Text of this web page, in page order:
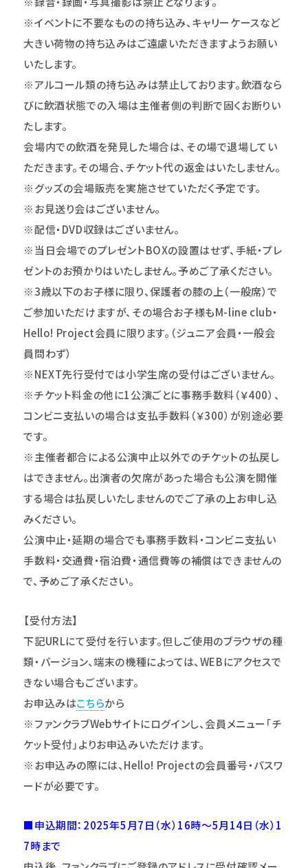
※イベントに不要なものの持ち込み、キャリーケースなど
大きい荷物の持ち込みはご遠慮いただきますようお願い
いたします。
※アルコール類の持ち込みは禁止しております。飲酒なら
びに飲酒状態での入場は主催者側の判断で固くお断りい
たします。
会場内での飲酒を発見した場合は、その場で退場してい
ただきます。その場合、チケット代の返金はいたしません。
※グッズの会場販売を実施させていただく予定です。
※お見送り会はございません。
※配信・DVD収録はございません。
※当日会場でのプレゼントBOXの設置はせず、手紙・プレ
ゼントのお預かりはいたしません。予めご了承ください。
※3歳以下のお子様に限り、保護者の膝の上（一般席）で
ご参加いただけますが、その場合お子様もM-line club・
Hello! Project会員に限ります。（ジュニア会員・一般会
員問わず）
※NEXT先行受付では小学生席の受付はございません。
※チケット料金の他に1公演ごとに事務手数料（￥400）、
コンビニ支払いの場合は支払手数料（￥300）が別途必要
です。
※主催者都合による公演中止以外でのチケットの払戻し
はできません。出演者の欠席があった場合も公演を開催
する場合は払戻しいたしませんのでご了承の上お申し込
みください。
公演中止・延期の場合でも事務手数料・コンビニ支払い
手数料・交通費・宿泊費・通信費等の補償はできませんの
で、予めご了承ください。
【受付方法】
下記URLにて受付を行います。但しご使用のブラウザの種
類・バージョン、端末の機種によっては、WEBにアクセスで
きない場合もございます。
お申込みはこちらから
※ファンクラブWebサイトにログインし、会員メニュー｢チ
ケット受付｣よりお申込みいただけます。
※お申込みの際には、Hello! Projectの会員番号・パスワ
ードが必要です。
■申込期間：2025年5月7日（水）16時～5月14日（水）1
7時まで